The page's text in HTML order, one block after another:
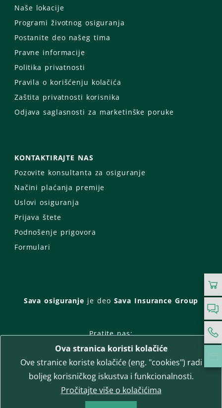
Naše lokacije
Programi životnog osiguranja
Postanite deo našeg tima
Pravne informacije
Politika privatnosti
Pravila o korišćenju kolačića
Zaštita privatnosti korisnika
Odjava saglasnosti za marketinške poruke
KONTAKTIRAJTE NAS
Pozovite konsultanta za osiguranje
Načini plaćanja premije
Uslovi osiguranja
Prijava štete
Podnošenje prigovora
Formulari
Sava osiguranje je deo Sava Insurance Group
Pratite nas:
Facebook
Instagram
LinkedIn
Twitter
YouTube
WhatsApp
T-media d.o.o. | napredne komunikacije
Ova stranica koristi kolačiće
Ove stranice koriste kolačiće (eng. "cookies") radi
boljeg korisničkog iskustva i funkcionalnosti.
Pročitajte više o kolačićima